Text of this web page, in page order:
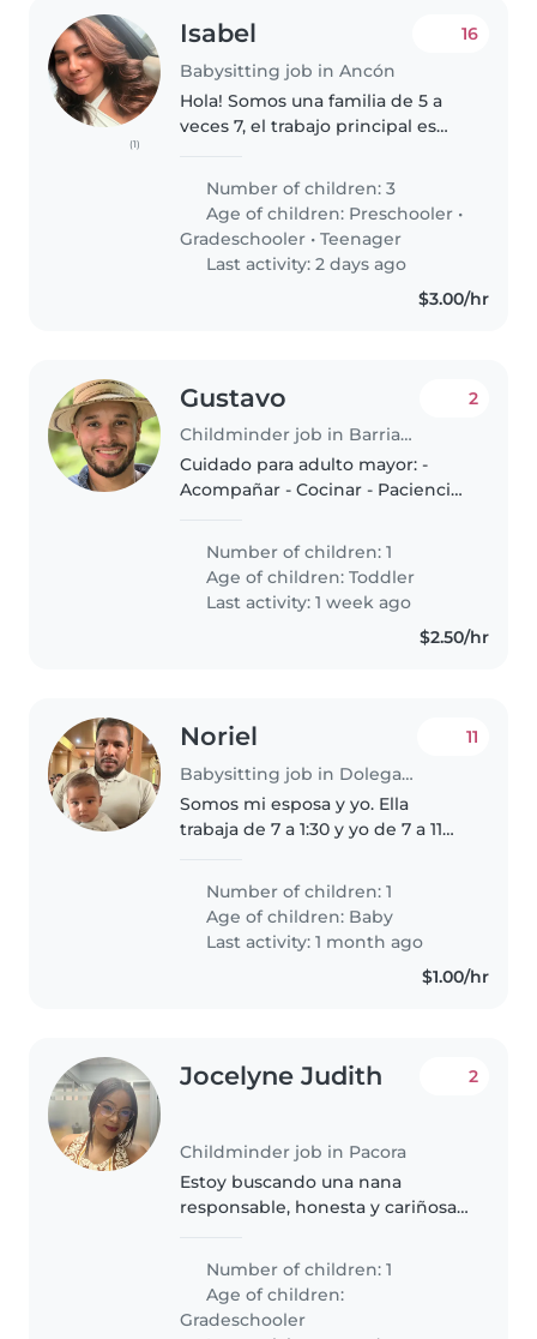
(1)
Isabel
Babysitting job in Ancón
16
Hola! Somos una familia de 5 a
veces 7, el trabajo principal es
van a la escuela de 8 am a 3 pm,
por lo que no escuela..
Number of children: 3
Age of children: Preschooler •
Gradeschooler •Teenager
Last activity: 2 days ago
$3.00/hr
Gustavo
Childminder job in Barriada Juan Demóstenes Arosemena
2
Cuidado para adulto mayor: -
Acompañar - Cocinar - Paciencia
itinerario de medicina - Limpieza
básica de casa Salario mensual
$500 neto Requisitos..
Number of children: 1
Age of children:Toddler
Last activity: 1 week ago
$2.50/hr
Noriel
Babysitting job in Dolega District
11
Somos mi esposa y yo. Ella
trabaja de 7 a 1:30 y yo de 7 a 11
meses es un bebe super
amigable, no llora, no molesta, el
es super tranquilo juega y es
muy..
Number of children: 1
Age of children: Baby
Last activity: 1 month ago
$1.00/hr
Jocelyne Judith
Childminder job in Pacora
2
Estoy buscando una nana
responsable, honesta y cariñosa,
niños. El trabajo consiste en
acompañar y cuidar a un niño de
9 años, llevarlo y recogerlo de..
Number of children: 1
Age of children:
Gradeschooler